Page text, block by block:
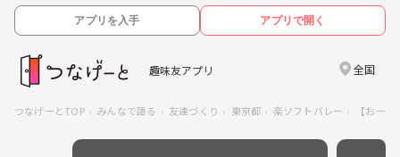
アプリを入手 アプリで開く
趣味友アプリ 全国
つなげーとTOP みんなで語る 友達づくり 東京都 楽ソフトバレー 【お一